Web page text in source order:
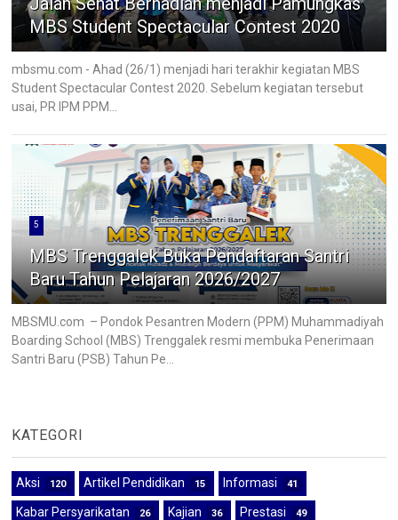
MBS Student Spectacular Contest 2020
mbsmu.com - Ahad (26/1) menjadi hari terakhir kegiatan MBS
Student Spectacular Contest 2020. Sebelum kegiatan tersebut
usai, PR IPM PPM...
5
MBS Trenggalek Buka Pendaftaran Santri
Baru Tahun Pelajaran 2026/2027
MBSMU.com – Pondok Pesantren Modern (PPM) Muhammadiyah
Boarding School (MBS) Trenggalek resmi membuka Penerimaan
Santri Baru (PSB) Tahun Pe...
KATEGORI
Aksi 120 Artikel Pendidikan 15 Informasi 41
Kabar Persyarikatan 26 Kajian 36 Prestasi 49